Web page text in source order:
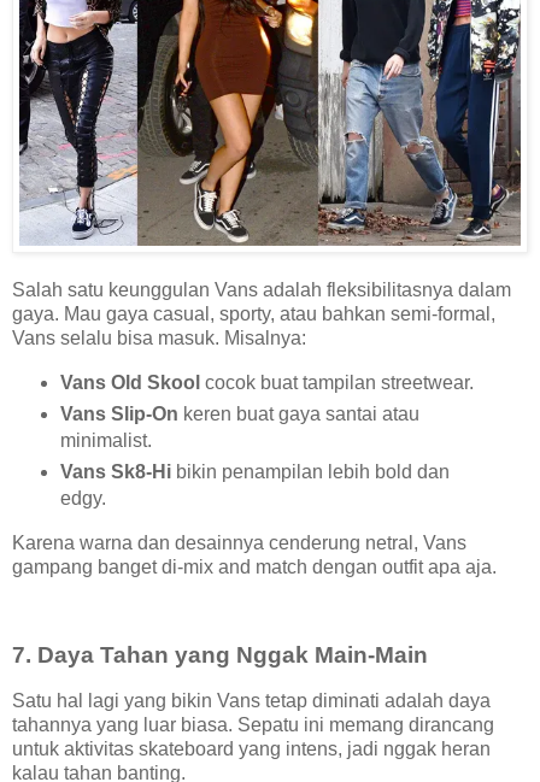
Salah satu keunggulan Vans adalah fleksibilitasnya dalam
gaya. Mau gaya casual, sporty, atau bahkan semi-formal,
Vans selalu bisa masuk. Misalnya:
Vans Old Skool cocok buat tampilan streetwear.
Vans Slip-On keren buat gaya santai atau
minimalist.
Vans Sk8-Hibikin penampilan lebih bold dan
edgy.
Karena warna dan desainnya cenderung netral, Vans
gampang banget di-mix and match dengan outfit apa aja.
7. Daya Tahan yang Nggak Main-Main
Satu hal lagi yang bikin Vans tetap diminati adalah daya
tahannya yang luar biasa. Sepatu ini memang dirancang
untuk aktivitas skateboard yang intens, jadi nggak heran
kalau tahan banting.